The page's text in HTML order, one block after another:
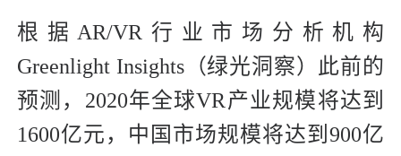
根据AR/VR行业市场分析机构
Greenlight Insights（绿光洞察）此前的
预测，2020年全球VR产业规模将达到
1600亿元，中国市场规模将达到900亿